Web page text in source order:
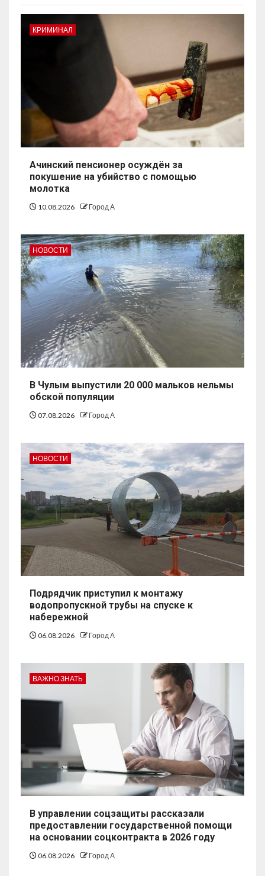
КРИМИНАЛ
Ачинский пенсионер осуждён за
покушение на убийство с помощью
молотка
10.08.2026 Город А
НОВОСТИ
В Чулым выпустили 20 000 мальков нельмы
обской популяции
07.08.2026 Город А
НОВОСТИ
Подрядчик приступил к монтажу
водопропускной трубы на спуске к
набережной
06.08.2026 Город А
ВАЖНО ЗНАТЬ
В управлении соцзащиты рассказали
предоставлении государственной помощи
на основании соцконтракта в 2026 году
06.08.2026 Город А